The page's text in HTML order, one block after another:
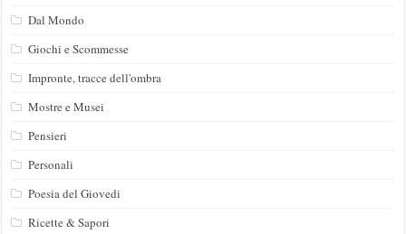
Dal Mondo
Giochi e Scommesse
Impronte, tracce dell'ombra
Mostre e Musei
Pensieri
Personali
Poesia del Giovedi
Ricette & Sapori